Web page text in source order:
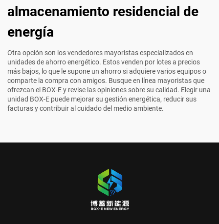
almacenamiento residencial de
energía
Otra opción son los vendedores mayoristas especializados en
unidades de ahorro energético. Estos venden por lotes a precios
más bajos, lo que le supone un ahorro si adquiere varios equipos o
comparte la compra con amigos. Busque en línea mayoristas que
ofrezcan el BOX-E y revise las opiniones sobre su calidad. Elegir una
unidad BOX-E puede mejorar su gestión energética, reducir sus
facturas y contribuir al cuidado del medio ambiente.